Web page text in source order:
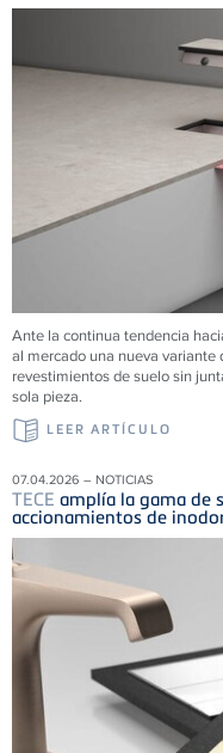
Ante la continua tendencia
al mercado una nueva
revestimientos de suelo sin
sola pieza.
LEER ARTÍCULO
07.04.2026 – NOTICIAS
TECE amplía la gama de
accionamientos de